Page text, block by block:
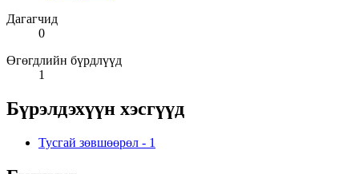
Дагагчид
0
Өгөгдлийн бүрдлүүд
1
Бүрэлдэхүүн хэсгүүд
Тусгай зөвшөөрөл - 1